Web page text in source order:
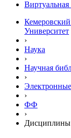
Виртуальная
Университет
›
Наука
›
Научная
›
›
ФФ
›
Дисциплины